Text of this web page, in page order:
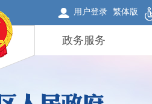
用户登录 繁体版
政务服务